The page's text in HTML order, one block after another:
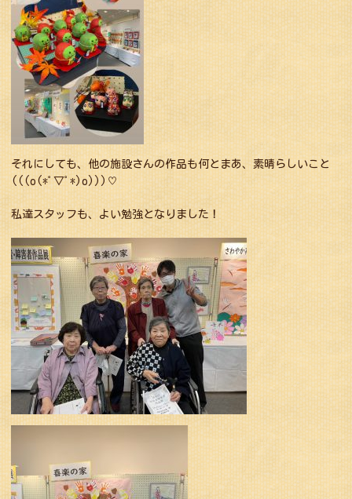
それにしても、他の施設さんの作品も何とまあ、素晴らしいこと
(((o(*ﾟ▽ﾟ*)o)))♡
私達スタッフも、よい勉強となりました！